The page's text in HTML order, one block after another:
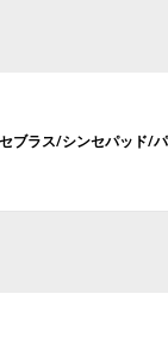
ブラス/シンセパッド/